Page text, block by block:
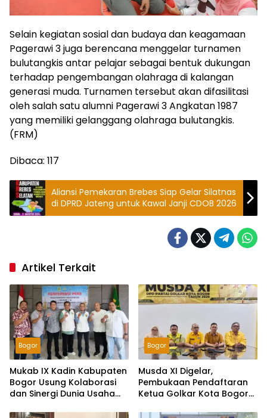
Selain kegiatan sosial dan budaya dan keagamaan
Pagerawi 3 juga berencana menggelar turnamen
bulutangkis antar pelajar sebagai bentuk dukungan
terhadap pengembangan olahraga di kalangan
generasi muda. Turnamen tersebut akan difasilitasi
oleh salah satu alumni Pagerawi 3 Angkatan 1987
yang memiliki gelanggang olahraga bulutangkis.
(FRM)
Dibaca: 117
Aliansi Pemekaran Brebes Siap Gelar Silatnas
di DPRD Jateng untuk Kawal Janji CDOB 2026
Artikel Terkait
Bogor
Mukab IX Kadin Kabupaten
Bogor Usung Kolaborasi
dan Sinergi Dunia Usaha
Bogor
Musda XI Digelar,
Pembukaan Pendaftaran
Ketua Golkar Kota Bogor